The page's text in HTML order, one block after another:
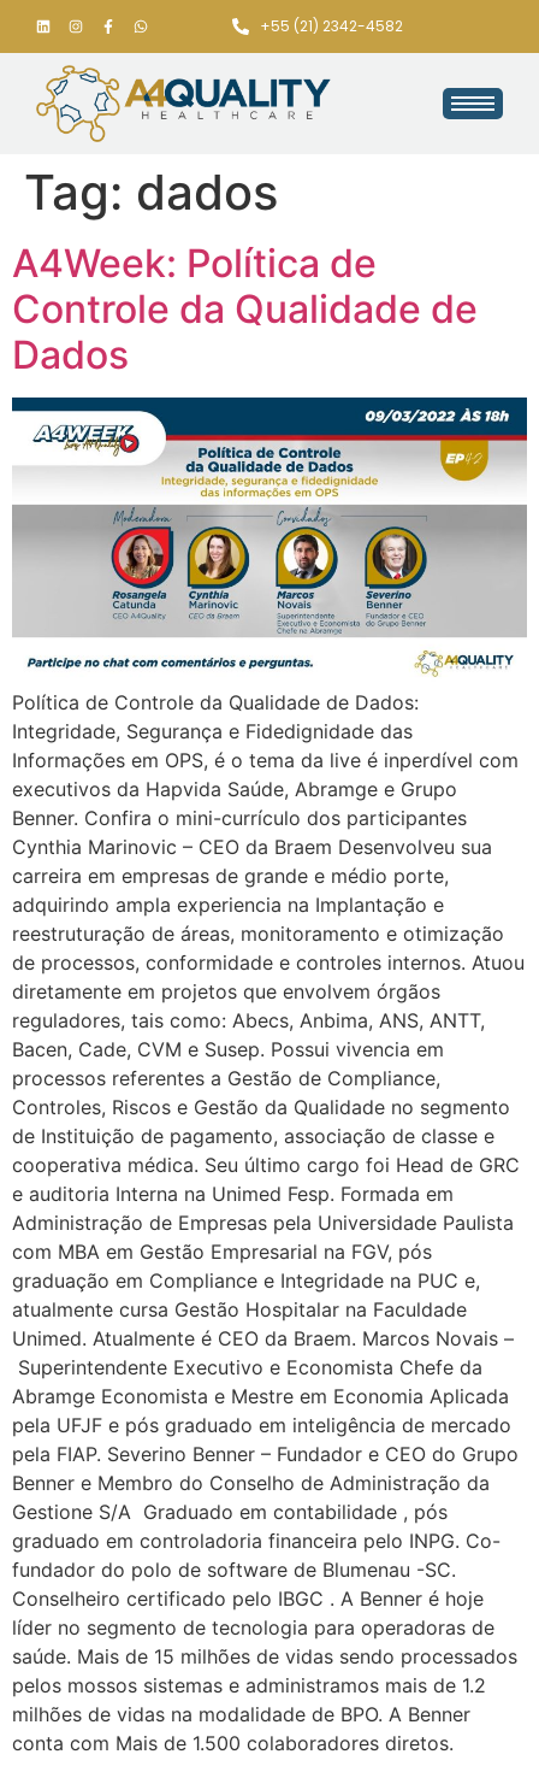
+55 (21) 2342-4582
Tag: dados
A4Week: Política de
Controle da Qualidade de
Dados
Política de Controle da Qualidade de Dados:
Integridade, Segurança e Fidedignidade das
Informações em OPS, é o tema da live é inperdível com
executivos da Hapvida Saúde, Abramge e Grupo
Benner. Confira o mini-currículo dos participantes
Cynthia Marinovic – CEO da Braem Desenvolveu sua
carreira em empresas de grande e médio porte,
adquirindo ampla experiencia na Implantação e
reestruturação de áreas, monitoramento e otimização
de processos, conformidade e controles internos. Atuou
diretamente em projetos que envolvem órgãos
reguladores, tais como: Abecs, Anbima, ANS, ANTT,
Bacen, Cade, CVM e Susep. Possui vivencia em
processos referentes a Gestão de Compliance,
Controles, Riscos e Gestão da Qualidade no segmento
de Instituição de pagamento, associação de classe e
cooperativa médica. Seu último cargo foi Head de GRC
e auditoria Interna na Unimed Fesp. Formada em
Administração de Empresas pela Universidade Paulista
com MBA em Gestão Empresarial na FGV, pós
graduação em Compliance e Integridade na PUC e,
atualmente cursa Gestão Hospitalar na Faculdade
Unimed. Atualmente é CEO da Braem. Marcos Novais –
Superintendente Executivo e Economista Chefe da
Abramge Economista e Mestre em Economia Aplicada
pela UFJF e pós graduado em inteligência de mercado
pela FIAP. Severino Benner – Fundador e CEO do Grupo
Benner e Membro do Conselho de Administração da
Gestione S/A Graduado em contabilidade , pós
graduado em controladoria financeira pelo INPG. Co-
fundador do polo de software de Blumenau -SC.
Conselheiro certificado pelo IBGC . A Benner é hoje
líder no segmento de tecnologia para operadoras de
saúde. Mais de 15 milhões de vidas sendo processados
pelos mossos sistemas e administramos mais de 1.2
milhões de vidas na modalidade de BPO. A Benner
conta com Mais de 1.500 colaboradores diretos.